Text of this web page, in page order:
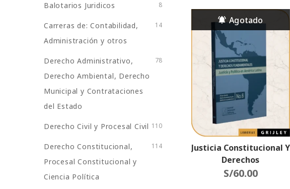
Justicia Constitucional Y
Derechos
Fundamentales Justicia
S/60.00
Balotarios Juridicos 8
Carreras de: Contabilidad,
Administración y otros
14
Derecho Administrativo,
Derecho Ambiental, Derecho
Municipal y Contrataciones
del Estado
78
Derecho Civil y Procesal Civil 110
Derecho Constitucional,
Procesal Constitucional y
Ciencia Política
114